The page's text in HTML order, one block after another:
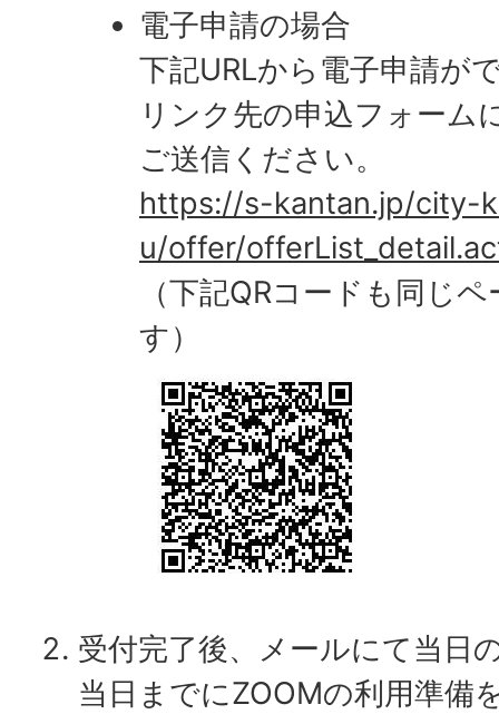
電子申請の場合
下記URLから電子申請が
リンク先の申込フォーム
ご送信ください。
https://s-kantan.jp/city-
u/offer/
（下記QRコードも同じ
す）
受付完了後、メールにて当日
当日までにZOOMの利用準備